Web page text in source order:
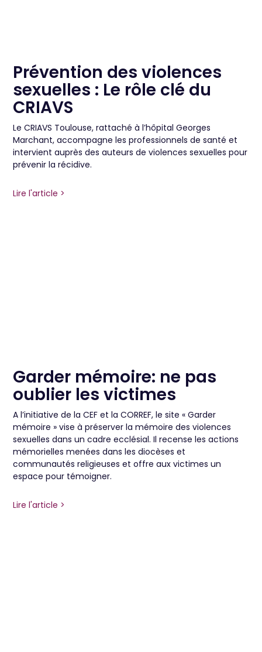
Prévention des violences
sexuelles : Le rôle clé du
CRIAVS
Le CRIAVS Toulouse, rattaché à l’hôpital Georges
Marchant, accompagne les professionnels de santé et
intervient auprès des auteurs de violences sexuelles pour
prévenir la récidive.
Lire l'article >
Garder mémoire: ne pas
oublier les victimes
A l’initiative de la CEF et la CORREF, le site « Garder
mémoire » vise à préserver la mémoire des violences
sexuelles dans un cadre ecclésial. Il recense les actions
mémorielles menées dans les diocèses et
communautés religieuses et offre aux victimes un
espace pour témoigner.
Lire l'article >